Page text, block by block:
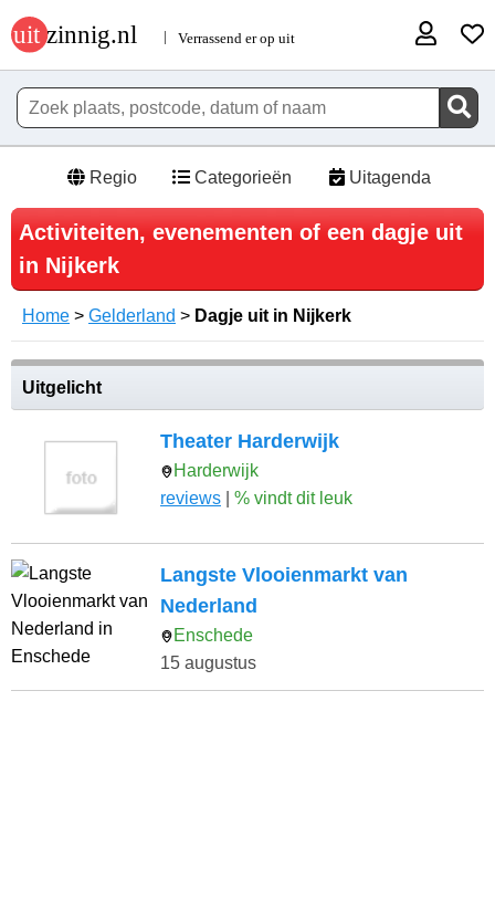
Regio Categorieën Uitagenda
Activiteiten, evenementen of een dagje uit
in Nijkerk
Home > Gelderland > Dagje uit in Nijkerk
Uitgelicht
Theater Harderwijk
Harderwijk
reviews
% vindt dit leuk
Langste Vlooienmarkt van
Nederland
Enschede
15 augustus